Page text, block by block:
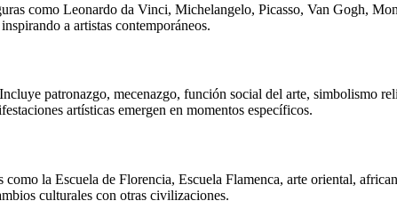
como Leonardo da Vinci, Michelangelo, Picasso, Van Gogh,
a artistas contemporáneos.
patronazgo, mecenazgo, función social del arte, simbolismo
artísticas emergen en momentos específicos.
la Escuela de Florencia, Escuela Flamenca, arte oriental,
culturales con otras civilizaciones.